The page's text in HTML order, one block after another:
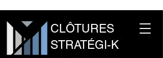
CLÔTURES
STRATÉGI-K